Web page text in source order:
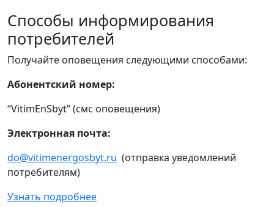
Способы информирования
потребителей
Получайте оповещения следующими способами:
Абонентский номер:
“VitimEnSbyt” (смс оповещения)
Электронная почта:
do@vitimenergosbyt.ru (отправка уведомлений
потребителям)
Узнать подробнее